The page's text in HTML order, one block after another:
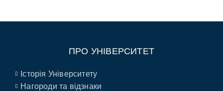
ПРО УНІВЕРСИТЕТ
Історія Університету
Нагороди та відзнаки